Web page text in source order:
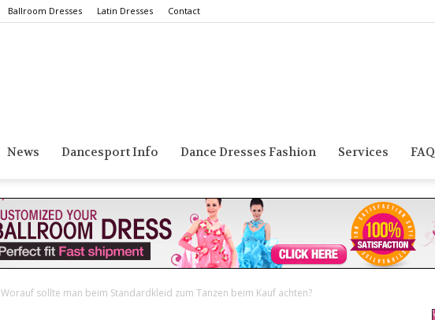
Ballroom Dresses Latin Dresses Contact
Dance
News Dancesport Info Dance Dresses Fashion Services FAQ
Worauf sollte man beim Standardkleid zum Tanzen beim Kauf achten?